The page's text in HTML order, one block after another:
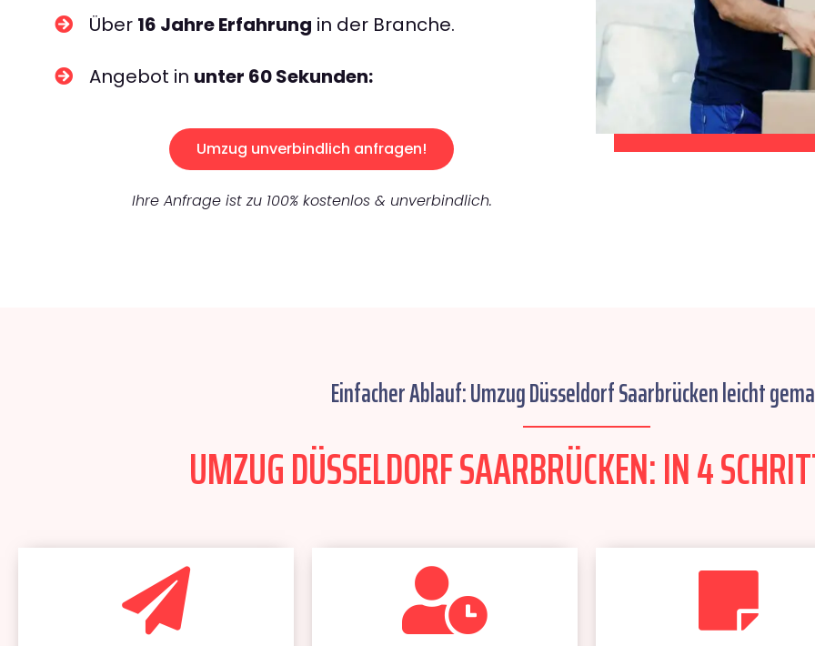
Über 16 Jahre Erfahrung in der Branche.
Angebot in unter 60 Sekunden:
Umzug unverbindlich anfragen!
Ihre Anfrage ist zu 100% kostenlos & unverbindlich.
Einfacher Ablauf: Umzug Düsseldorf Saarbrücken leicht
UMZUG DÜSSELDORF SAARBRÜCKEN: IN 4